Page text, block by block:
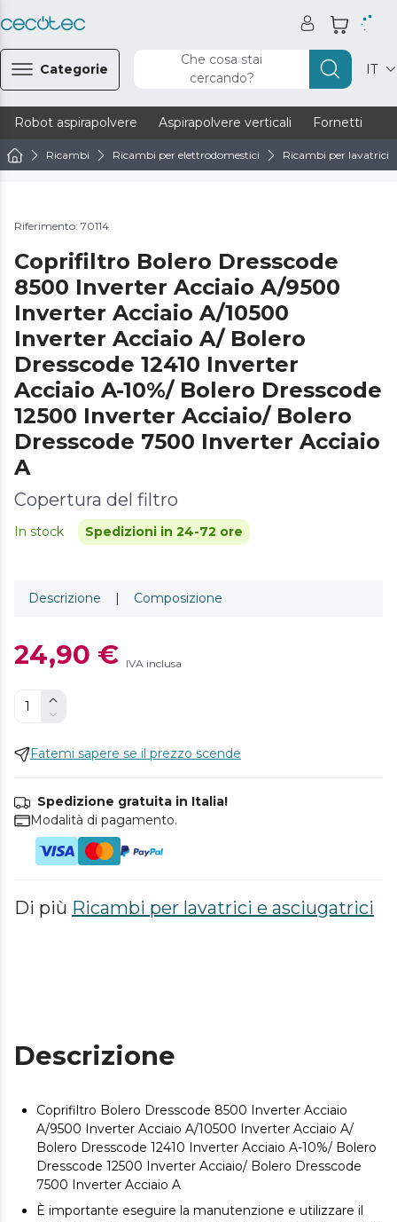
Categorie
Che cosa stai
cercando?
IT
Robot aspirapolvere Aspirapolvere verticali Fornetti
Ricambi Ricambi per elettrodomestici Ricambi per lavatrici
Riferimento: 70114
Coprifiltro Bolero Dresscode
8500 Inverter Acciaio A/9500
Inverter Acciaio A/10500
Inverter Acciaio A/ Bolero
Dresscode 12410 Inverter
Acciaio A-10%/ Bolero Dresscode
12500 Inverter Acciaio/ Bolero
Dresscode 7500 Inverter Acciaio
A
Copertura del filtro
In stock Spedizioni in 24-72 ore
Descrizione | Composizione
24,90 € IVA inclusa
Fatemi sapere se il prezzo scende
Spedizione gratuita in Italia!
Modalità di pagamento.
Di più Ricambi per lavatrici e asciugatrici
Descrizione
Coprifiltro Bolero Dresscode 8500 Inverter Acciaio
A/9500 Inverter Acciaio A/10500 Inverter Acciaio A/
Bolero Dresscode 12410 Inverter Acciaio A-10%/ Bolero
Dresscode 12500 Inverter Acciaio/ Bolero Dresscode
7500 Inverter Acciaio A
È importante eseguire la manutenzione e utilizzare il